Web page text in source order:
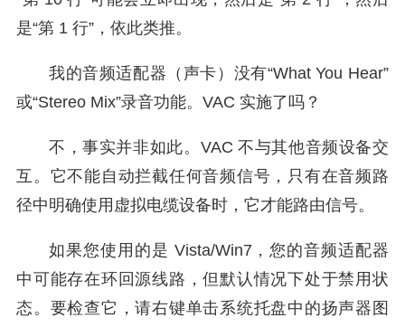
是“第 1 行”，依此类推。
我的音频适配器（声卡）没有“What You Hear”
或“Stereo Mix”录音功能。VAC 实施了吗？
不，事实并非如此。VAC 不与其他音频设备交
互。它不能自动拦截任何音频信号，只有在音频路
径中明确使用虚拟电缆设备时，它才能路由信号。
如果您使用的是 Vista/Win7，您的音频适配器
中可能存在环回源线路，但默认情况下处于禁用状
态。要检查它，请右键单击系统托盘中的扬声器图